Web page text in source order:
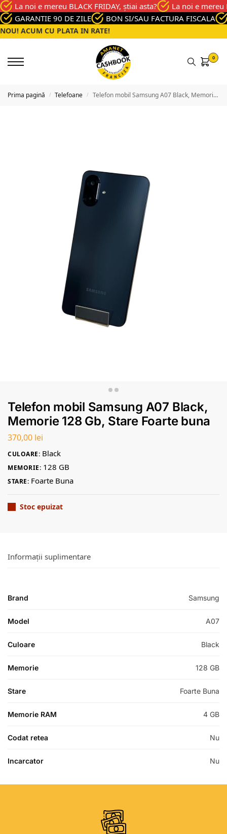
La noi e mereu BLACK FRIDAY, știai asta?
La noi e mereu
GARANTIE 90 DE ZILE
BON SI/SAU FACTURA FISCALA
NOU! ACUM CU PLATA IN RATE!
0
Prima pagină / Telefoane / Telefon mobil Samsung A07 Black, Memorie 128 Gb, Stare Foarte buna
Telefon mobil Samsung A07 Black,
Memorie 128 Gb, Stare Foarte buna
370,00 lei
CULOARE: Black
MEMORIE: 128 GB
STARE: Foarte Buna
Stoc epuizat
Informații suplimentare
Brand Samsung
Model A07
Culoare Black
Memorie 128 GB
Stare Foarte Buna
Memorie RAM 4 GB
Codat retea Nu
Incarcator Nu